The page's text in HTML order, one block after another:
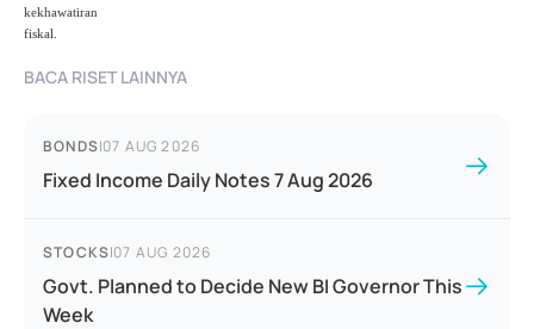
kekhawatiran
fiskal.
BACA RISET LAINNYA
BONDS|07 AUG 2026
Fixed Income Daily Notes 7 Aug 2026
STOCKS|07 AUG 2026
Govt. Planned to Decide New BI Governor This
Week